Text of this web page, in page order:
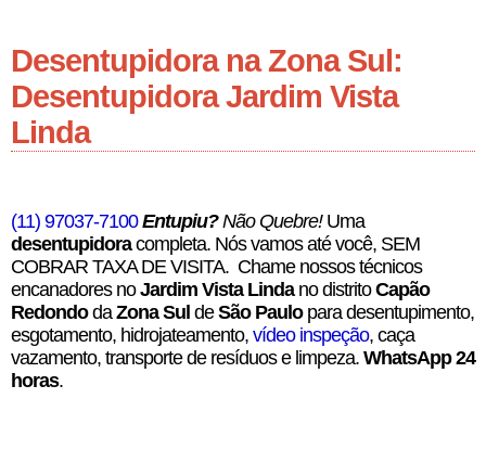
Desentupidora na Zona Sul:
Desentupidora Jardim Vista
Linda
(11) 97037-7100Entupiu?Não Quebre! Uma
desentupidoracompleta. Nós vamos até você, SEM
COBRAR TAXA DE VISITA. Chame nossos técnicos
encanadores noJardim Vista Linda no distritoCapão
RedondodaZona Sul deSão Paulopara desentupimento,
esgotamento, hidrojateamento, vídeo inspeção, caça
vazamento, transporte de resíduos e limpeza. WhatsApp 24
horas.